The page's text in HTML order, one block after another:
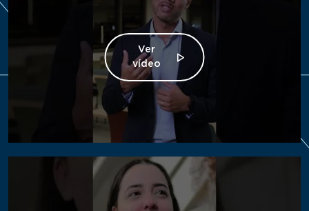
Ver
vídeo